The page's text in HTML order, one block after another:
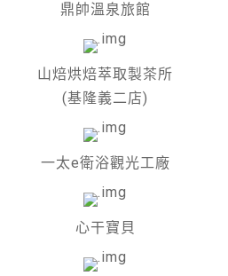
鼎帥溫泉旅館
山焙烘焙萃取製茶所
(基隆義二店)
一太e衛浴觀光工廠
心干寶貝